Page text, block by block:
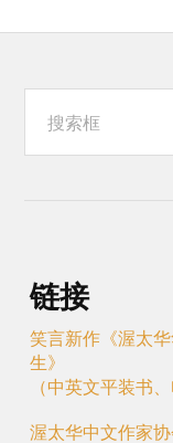
链接
笑言新作《渥太
生》
（中英文平装书、
渥太华中文作家